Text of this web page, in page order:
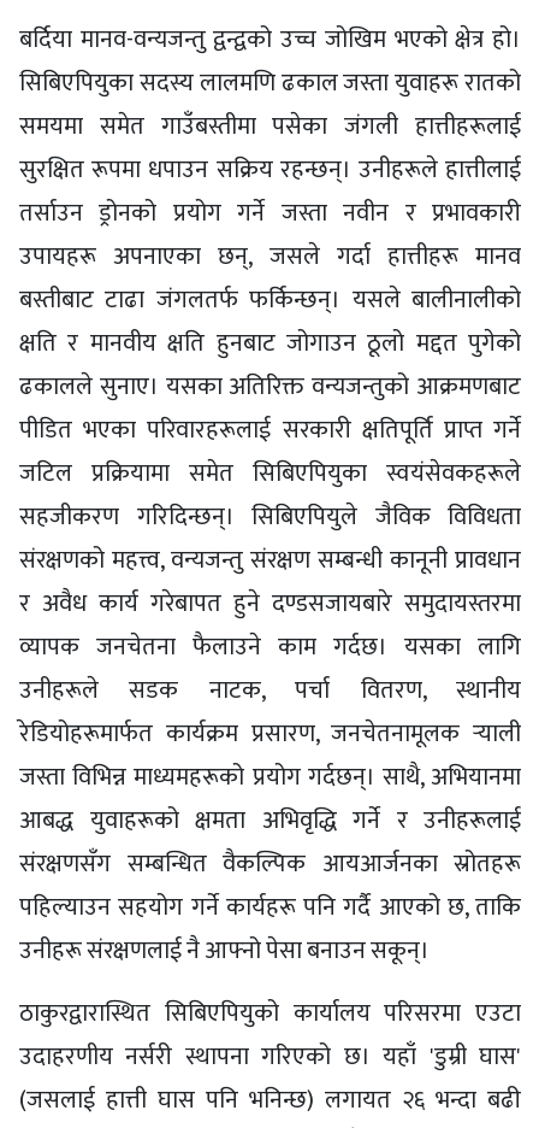
बर्दिया मानव-वन्यजन्तु द्वन्द्वको उच्च जोखिम भएको क्षेत्र हो।
सिबिएपियुका सदस्य लालमणि ढकाल जस्ता युवाहरू रातको
समयमा समेत गाउँबस्तीमा पसेका जंगली हात्तीहरूलाई
सुरक्षित रूपमा धपाउन सक्रिय रहन्छन्। उनीहरूले हात्तीलाई
तर्साउन ड्रोनको प्रयोग गर्ने जस्ता नवीन र प्रभावकारी
उपायहरू अपनाएका छन्, जसले गर्दा हात्तीहरू मानव
बस्तीबाट टाढा जंगलतर्फ फर्किन्छन्। यसले बालीनालीको
क्षति र मानवीय क्षति हुनबाट जोगाउन ठूलो मद्दत पुगेको
ढकालले सुनाए। यसका अतिरिक्त वन्यजन्तुको आक्रमणबाट
पीडित भएका परिवारहरूलाई सरकारी क्षतिपूर्ति प्राप्त गर्ने
जटिल प्रक्रियामा समेत सिबिएपियुका स्वयंसेवकहरूले
सहजीकरण गरिदिन्छन्। सिबिएपियुले जैविक विविधता
संरक्षणको महत्त्व, वन्यजन्तु संरक्षण सम्बन्धी कानूनी प्रावधान
र अवैध कार्य गरेबापत हुने दण्डसजायबारे समुदायस्तरमा
व्यापक जनचेतना फैलाउने काम गर्दछ। यसका लागि
उनीहरूले सडक नाटक, पर्चा वितरण, स्थानीय
रेडियोहरूमार्फत कार्यक्रम प्रसारण, जनचेतनामूलक र्‍याली
जस्ता विभिन्न माध्यमहरूको प्रयोग गर्दछन्। साथै, अभियानमा
आबद्ध युवाहरूको क्षमता अभिवृद्धि गर्ने र उनीहरूलाई
संरक्षणसँग सम्बन्धित वैकल्पिक आयआर्जनका स्रोतहरू
पहिल्याउन सहयोग गर्ने कार्यहरू पनि गर्दै आएको छ, ताकि
उनीहरू संरक्षणलाई नै आफ्नो पेसा बनाउन सकून्।
ठाकुरद्वारास्थित सिबिएपियुको कार्यालय परिसरमा एउटा
उदाहरणीय नर्सरी स्थापना गरिएको छ। यहाँ 'डुम्री घास'
(जसलाई हात्ती घास पनि भनिन्छ) लगायत २६ भन्दा बढी